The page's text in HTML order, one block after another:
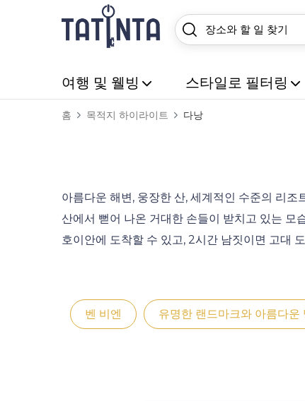
여행 및 웰빙 스타일로 필터링
홈 목적지 하이라이트 다낭
아름다운 해변, 웅장한 산, 세계적인 수준의 리
산에서 뻗어 나온 거대한 손들이 받치고 있는 모
호이안에 도착할 수 있고, 2시간 남짓이면 고대
벤 비엔 유명한 랜드마크와 아름다운